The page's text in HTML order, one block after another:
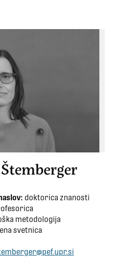
doktorica znanosti
metodologija
svetnica